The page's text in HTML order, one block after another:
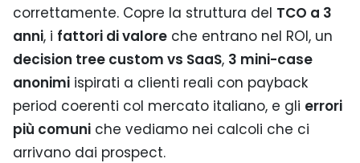
correttamente. Copre la struttura del TCO a 3
anni, i fattori di valore che entrano nel ROI, un
decision tree custom vs SaaS, 3 mini-case
anonimi ispirati a clienti reali con payback
period coerenti col mercato italiano, e gli errori
più comuni che vediamo nei calcoli che ci
arrivano dai prospect.